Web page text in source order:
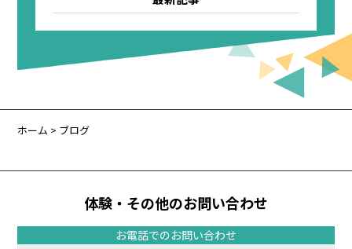
ホーム > ブログ
体験・その他のお問い合わせ
お電話でのお問い合わせ